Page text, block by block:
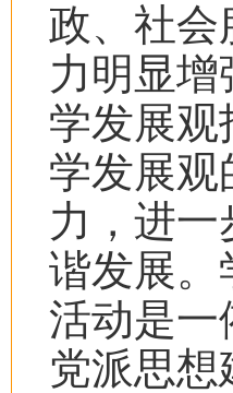
政、社会
力明显
学发展观
学发展观
力，进
谐发展。
活动是一
党派思